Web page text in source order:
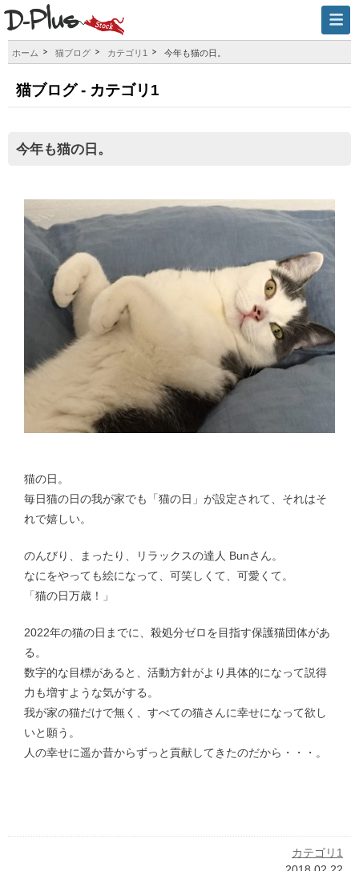
ホーム 猫ブログ カテゴリ1 今年も猫の日。
猫ブログ - カテゴリ1
今年も猫の日。
猫の日。
毎日猫の日の我が家でも「猫の日」が設定されて、それはそ
れで嬉しい。
のんびり、まったり、リラックスの達人 Bunさん。
なにをやっても絵になって、可笑しくて、可愛くて。
「猫の日万歳！」
2022年の猫の日までに、殺処分ゼロを目指す保護猫団体があ
る。
数字的な目標があると、活動方針がより具体的になって説得
力も増すような気がする。
我が家の猫だけで無く、すべての猫さんに幸せになって欲し
いと願う。
人の幸せに遥か昔からずっと貢献してきたのだから・・・。
カテゴリ1